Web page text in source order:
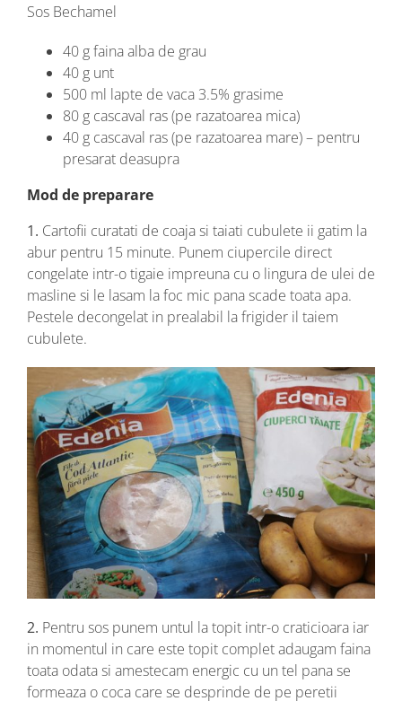
Sos Bechamel
40 g faina alba de grau
40 g unt
500 ml lapte de vaca 3.5% grasime
80 g cascaval ras (pe razatoarea mica)
40 g cascaval ras (pe razatoarea mare) – pentru
presarat deasupra
Mod de preparare
1. Cartofii curatati de coaja si taiati cubulete ii gatim la
abur pentru 15 minute. Punem ciupercile direct
congelate intr-o tigaie impreuna cu o lingura de ulei de
masline si le lasam la foc mic pana scade toata apa.
Pestele decongelat in prealabil la frigider il taiem
cubulete.
2. Pentru sos punem untul la topit intr-o craticioara iar
in momentul in care este topit complet adaugam faina
toata odata si amestecam energic cu un tel pana se
formeaza o coca care se desprinde de pe peretii